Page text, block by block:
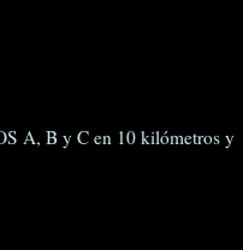
A, B y C en 10 kilómetros y